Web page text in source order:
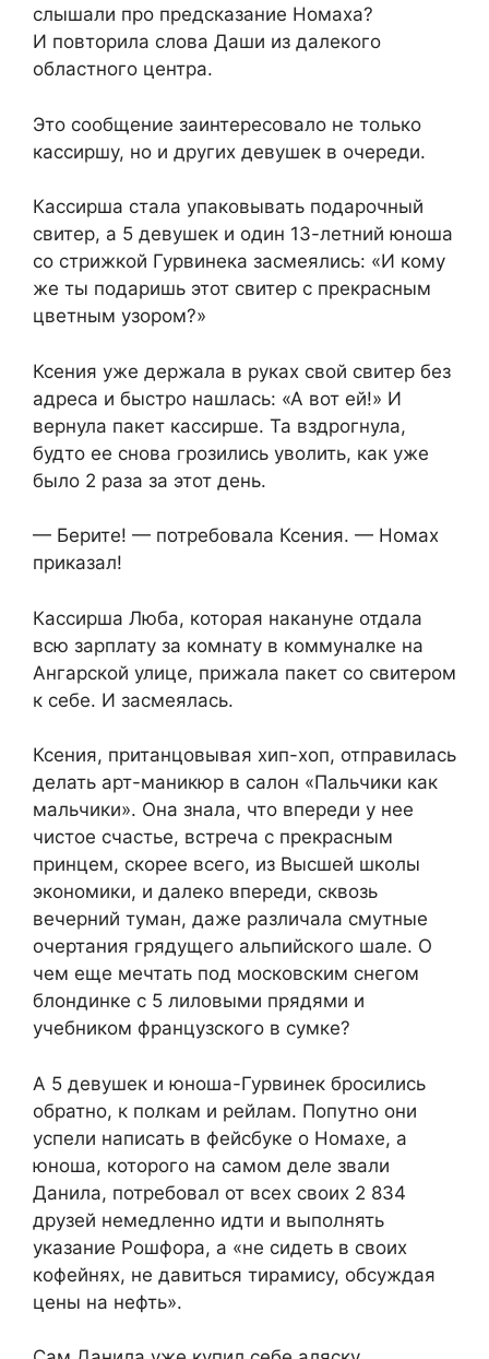
слышали про предсказание Номаха?
И повторила слова Даши из далекого
областного центра.
Это сообщение заинтересовало не только
кассиршу, но и других девушек в очереди.
Кассирша стала упаковывать подарочный
свитер, а 5 девушек и один 13-летний юноша
со стрижкой Гурвинека засмеялись: «И кому
же ты подаришь этот свитер с прекрасным
цветным узором?»
Ксения уже держала в руках свой свитер без
адреса и быстро нашлась: «А вот ей!» И
вернула пакет кассирше. Та вздрогнула,
будто ее снова грозились уволить, как уже
было 2 раза за этот день.
— Берите! — потребовала Ксения. — Номах
приказал!
Кассирша Люба, которая накануне отдала
всю зарплату за комнату в коммуналке на
Ангарской улице, прижала пакет со свитером
к себе. И засмеялась.
Ксения, пританцовывая хип-хоп, отправилась
делать арт-маникюр в салон «Пальчики как
мальчики». Она знала, что впереди у нее
чистое счастье, встреча с прекрасным
принцем, скорее всего, из Высшей школы
экономики, и далеко впереди, сквозь
вечерний туман, даже различала смутные
очертания грядущего альпийского шале. О
чем еще мечтать под московским снегом
блондинке с 5 лиловыми прядями и
учебником французского в сумке?
А 5 девушек и юноша-Гурвинек бросились
обратно, к полкам и рейлам. Попутно они
успели написать в фейсбуке о Номахе, а
юноша, которого на самом деле звали
Данила, потребовал от всех своих 2 834
друзей немедленно идти и выполнять
указание Рошфора, а «не сидеть в своих
кофейнях, не давиться тирамису, обсуждая
цены на нефть».